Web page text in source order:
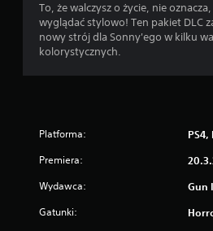
To, że walczysz o życie, nie
wyglądać stylowo! Ten pakiet DLC
nowy strój dla Sonny'ego w kilku
kolorystycznych.
Platforma: PS4,
Premiera:
Wydawca: Gun
Gatunki: